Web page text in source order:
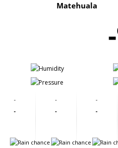
Matehuala
-
-
-
-
-
-
-
-
-
-
-